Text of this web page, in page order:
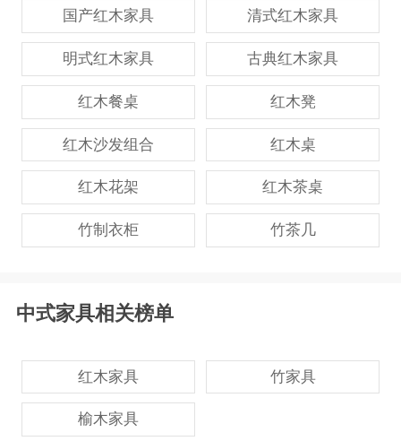
国产红木家具 清式红木家具
明式红木家具 古典红木家具
红木餐桌 红木凳
红木沙发组合 红木桌
红木花架 红木茶桌
竹制衣柜 竹茶几
中式家具相关榜单
红木家具 竹家具
榆木家具